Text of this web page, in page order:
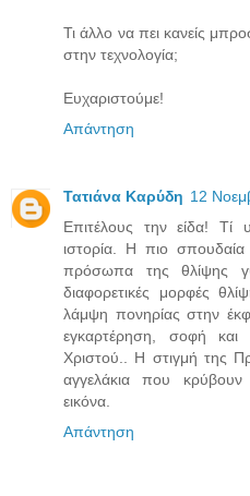
Τι άλλο να πει κανείς
στην τεχνολογία;
Ευχαριστούμε!
Απάντηση
Τατιάνα Καρύδη 12
Επιτέλους την είδα! Τί
ιστορία. Η πιο σπουδαία
πρόσωπα της θλίψης
διαφορετικές μορφές
λάμψη πονηρίας στην
εγκαρτέρηση, σοφή
Χριστού.. Η στιγμή της
αγγελάκια που
εικόνα.
Απάντηση